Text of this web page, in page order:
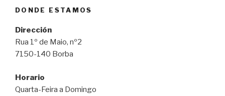
DONDE ESTAMOS
Dirección
Rua 1º de Maio, nº2
7150-140 Borba
Horario
Quarta-Feira a Domingo